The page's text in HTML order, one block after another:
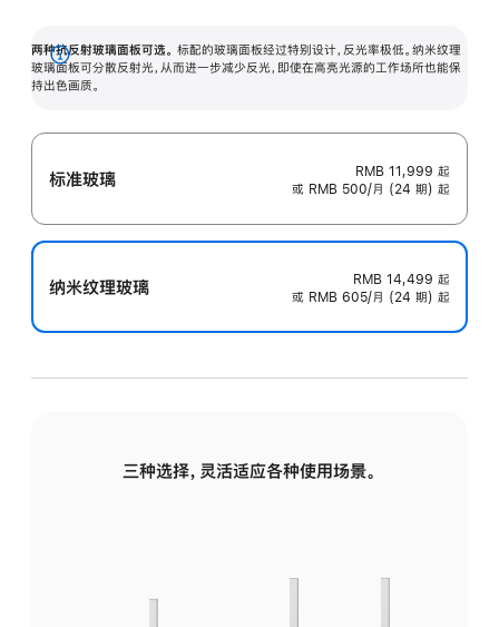
两种抗反射玻璃面板可选。 标配的玻璃面板经过特别设计，反光率极低。纳米纹理
玻璃面板可分散反射光，从而进一步减少反光，即使在高亮光源的工作场所也能保
持出色画质。
展
开
标准玻璃 RMB 11,999 起
或 RMB 500/月 (24 期) 起
纳米纹理玻璃 RMB 14,499 起
或 RMB 605/月 (24 期) 起
三种选择，灵活适应各种使用场景。